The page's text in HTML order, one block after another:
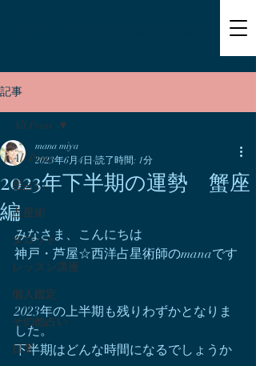
記事
All Posts
星占い
占星術
タロット
レッスン講座
個人鑑定
その他占い
日常
All Posts
2023年下半期の運勢 蟹座
編
mana miya
2023年6月4日 読了時間: 1分
みなさま、こんにちは
神戸・芦屋☆西洋占星術師のmanaです
2023年の上半期も残りわずかとなりま
した。
下半期はどんな時間になるでしょうか